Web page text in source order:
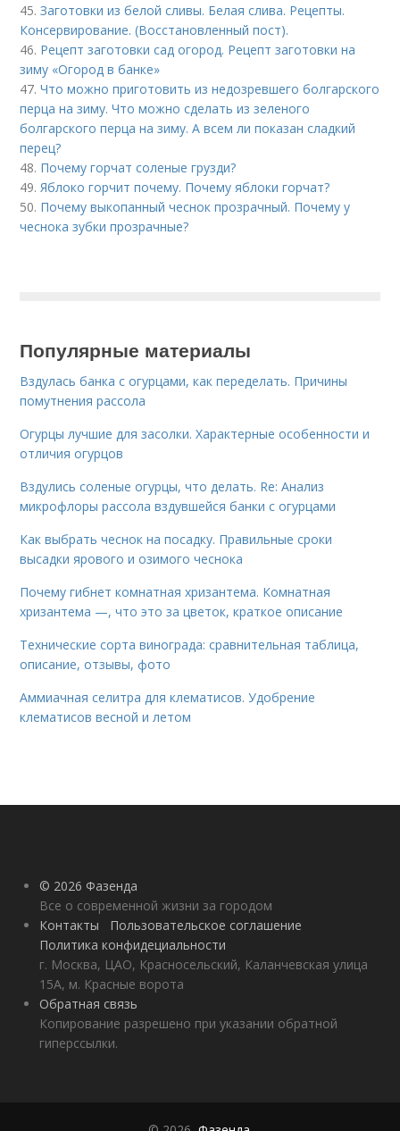
45.Заготовки из белой сливы. Белая слива. Рецепты.
Консервирование. (Восстановленный пост).
46. Рецепт заготовки сад огород. Рецепт заготовки на
зиму «Огород в банке»
47.Что можно приготовить из недозревшего болгарского
перца на зиму. Что можно сделать из зеленого
болгарского перца на зиму. А всем ли показан сладкий
перец?
48. Почему горчат соленые грузди?
49.Яблоко горчит почему. Почему яблоки горчат?
50. Почему выкопанный чеснок прозрачный. Почему у
чеснока зубки прозрачные?
Популярные материалы
Вздулась банка с огурцами, как переделать. Причины
помутнения рассола
Огурцы лучшие для засолки. Характерные особенности и
отличия огурцов
Вздулись соленые огурцы, что делать. Re: Анализ
микрофлоры рассола вздувшейся банки с огурцами
Как выбрать чеснок на посадку. Правильные сроки
высадки ярового и озимого чеснока
Почему гибнет комнатная хризантема. Комнатная
хризантема —, что это за цветок, краткое описание
Технические сорта винограда: сравнительная таблица,
описание, отзывы, фото
Аммиачная селитра для клематисов. Удобрение
клематисов весной и летом
© 2026 Фазенда
Все о современной жизни за городом
Контакты
Пользовательское соглашение
Политика конфидециальности
г. Москва, ЦАО, Красносельский, Каланчевская улица
15А, м. Красные ворота
Обратная связь
Копирование разрешено при указании обратной
гиперссылки.